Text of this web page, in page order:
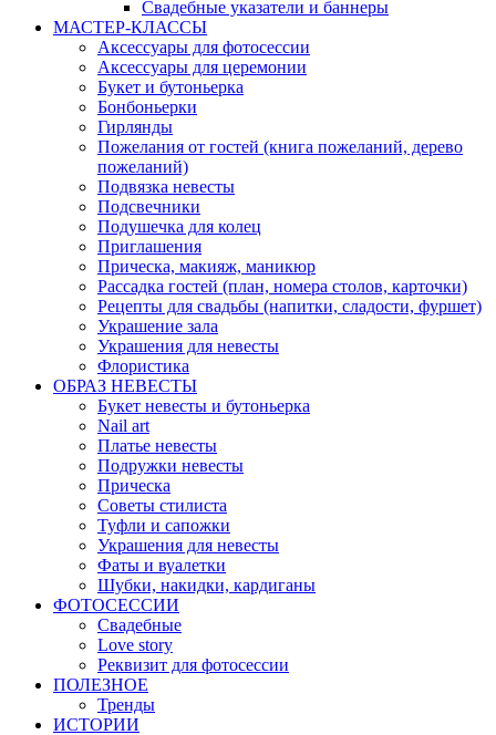
Свадебные указатели и баннеры
МАСТЕР-КЛАССЫ
Аксессуары для фотосессии
Аксессуары для церемонии
Букет и бутоньерка
Бонбоньерки
Гирлянды
Пожелания от гостей (книга пожеланий, дерево
пожеланий)
Подвязка невесты
Подсвечники
Подушечка для колец
Приглашения
Прическа, макияж, маникюр
Рассадка гостей (план, номера столов, карточки)
Рецепты для свадьбы (напитки, сладости, фуршет)
Украшение зала
Украшения для невесты
Флористика
ОБРАЗ НЕВЕСТЫ
Букет невесты и бутоньерка
Nail art
Платье невесты
Подружки невесты
Прическа
Советы стилиста
Туфли и сапожки
Украшения для невесты
Фаты и вуалетки
Шубки, накидки, кардиганы
ФОТОСЕССИИ
Свадебные
Love story
Реквизит для фотосессии
ПОЛЕЗНОЕ
Тренды
ИСТОРИИ